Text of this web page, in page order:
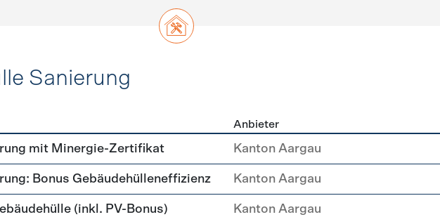
Sanierung
Sanierung
Anbieter
mit Minergie-Zertifikat Kanton Aargau
Bonus Gebäudehülleneffizienz Kanton Aargau
(inkl. PV-Bonus) Kanton Aargau